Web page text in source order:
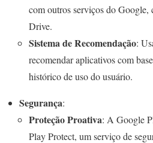
com outros serviços do
Drive.
Sistema de Recomendação:
recomendar aplicativos com
histórico de uso do usuário.
Segurança:
Proteção Proativa: A Google
Play Protect, um serviço de